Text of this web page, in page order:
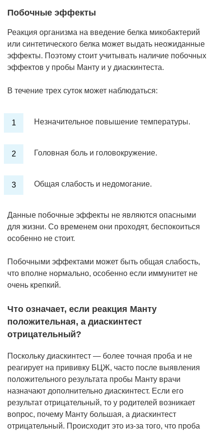
Побочные эффекты
Реакция организма на введение белка микобактерий
или синтетического белка может выдать неожиданные
эффекты. Поэтому стоит учитывать наличие побочных
эффектов у пробы Манту и у диаскинтеста.
В течение трех суток может наблюдаться:
Незначительное повышение температуры.
Головная боль и головокружение.
Общая слабость и недомогание.
Данные побочные эффекты не являются опасными
для жизни. Со временем они проходят, беспокоиться
особенно не стоит.
Побочными эффектами может быть общая слабость,
что вполне нормально, особенно если иммунитет не
очень крепкий.
Что означает, если реакция Манту
положительная, а диаскинтест
отрицательный?
Поскольку диаскинтест — более точная проба и не
реагирует на прививку БЦЖ, часто после выявления
положительного результата пробы Манту врачи
назначают дополнительно диаскинтест. Если его
результат отрицательный, то у родителей возникает
вопрос, почему Манту большая, а диаскинтест
отрицательный. Происходит это из-за того, что проба